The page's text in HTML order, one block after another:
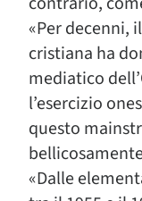
«Per decenni,
cristiana ha
mediatico
l’esercizio
questo
«Dalle